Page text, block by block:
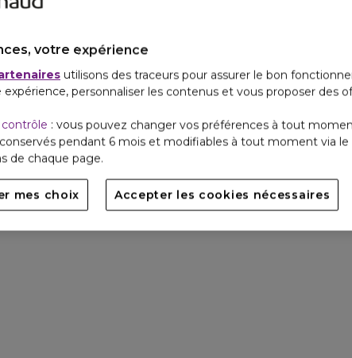
votre expérience
utilisons des traceurs pour assurer le bon
personnaliser les contenus et vous proposer des
: vous pouvez changer vos préférences à tout
pendant 6 mois et modifiables à tout moment via le
de chaque page.
mes choix Accepter les cookies nécessaires